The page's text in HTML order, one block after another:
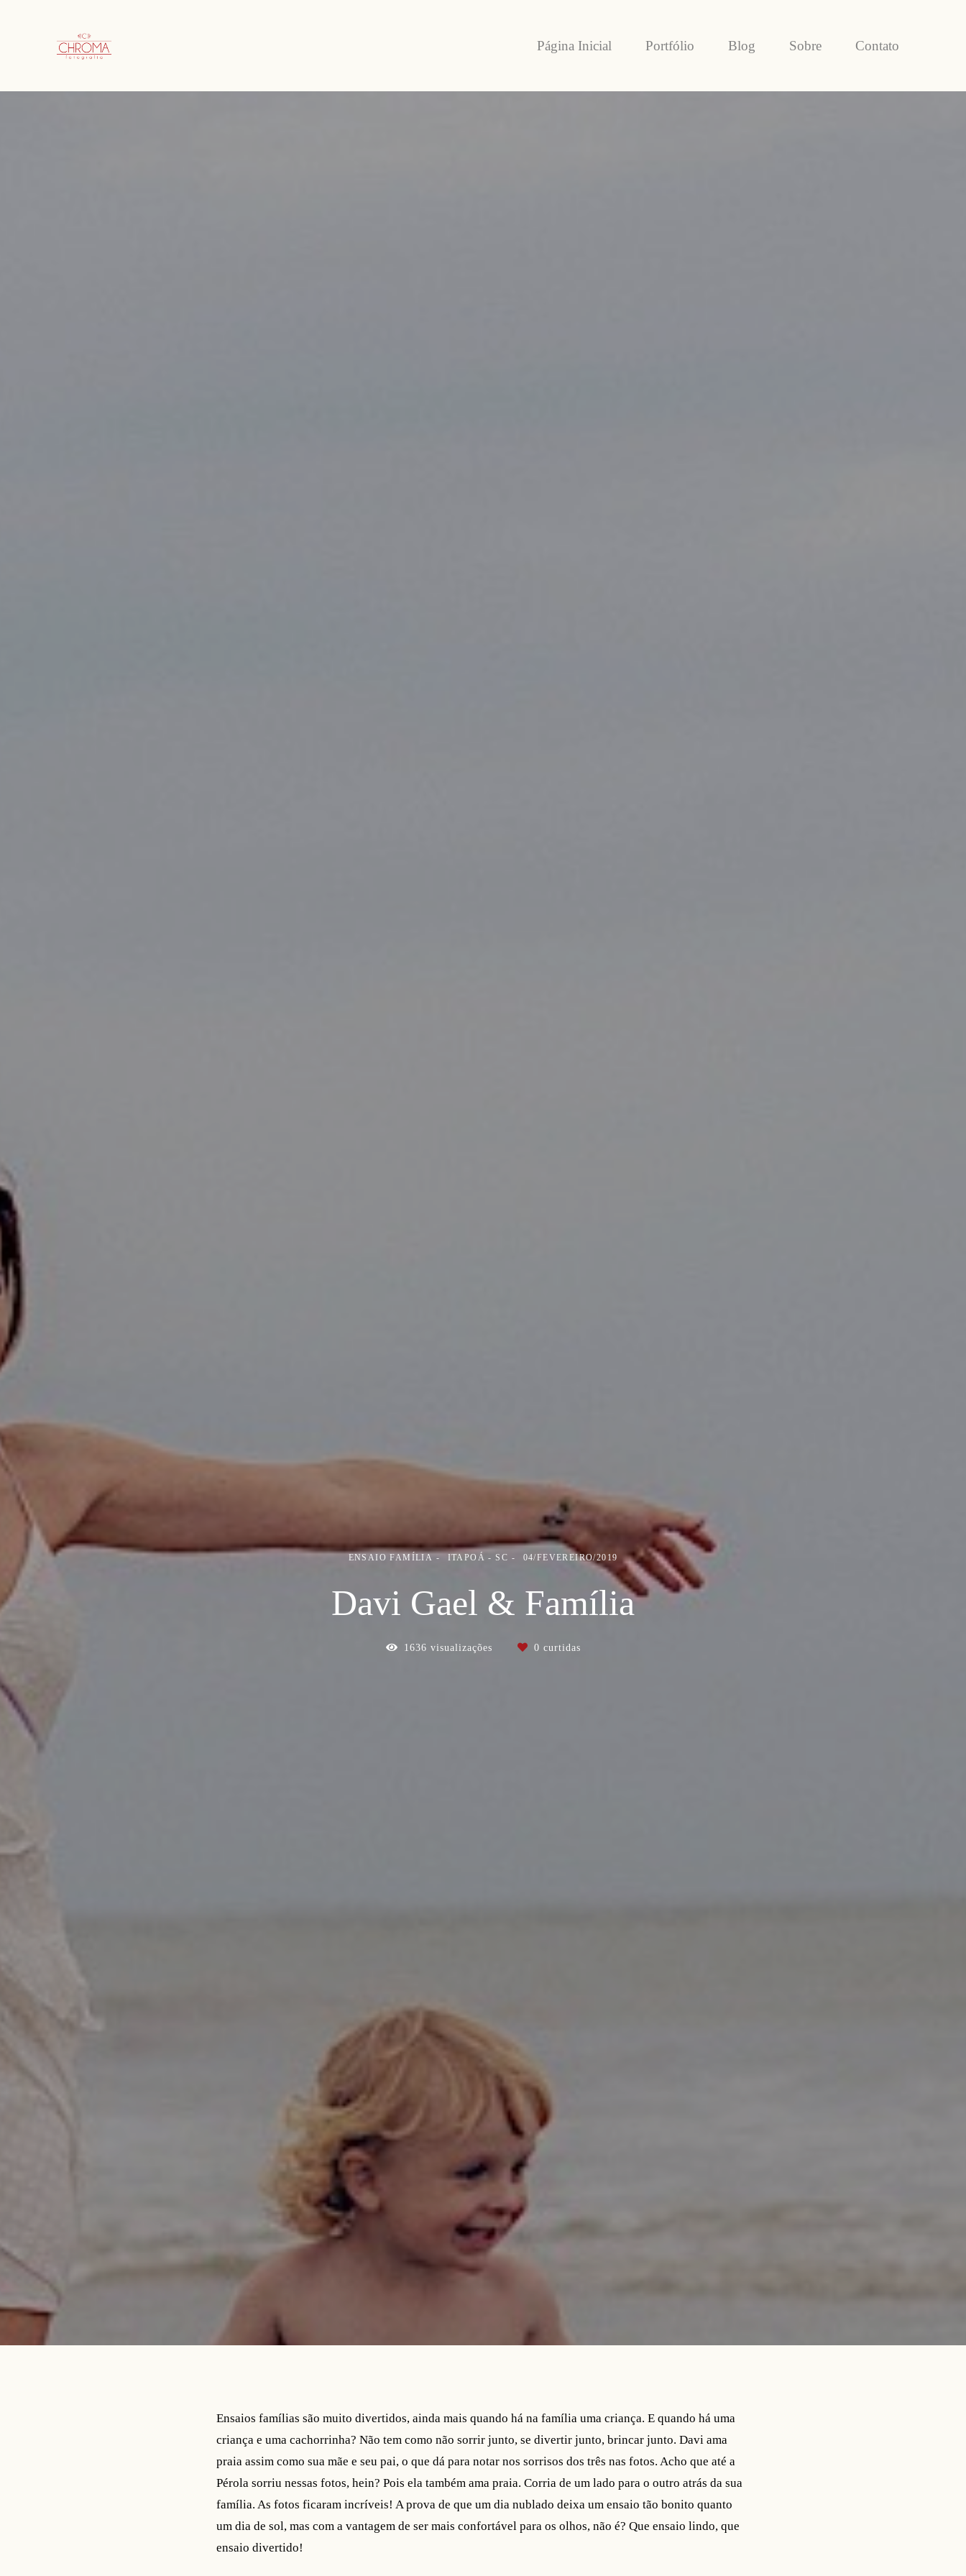
Página Inicial Portfólio Blog Sobre Contato
ENSAIO FAMÍLIA ITAPOÁ - SC 04/FEVEREIRO/2019
Davi Gael & Família
1636 visualizações 0 curtidas
Ensaios famílias são muito divertidos, ainda mais quando há na família uma criança. E quando há uma
criança e uma cachorrinha? Não tem como não sorrir junto, se divertir junto, brincar junto. Davi ama
praia assim como sua mãe e seu pai, o que dá para notar nos sorrisos dos três nas fotos. Acho que até a
Pérola sorriu nessas fotos, hein? Pois ela também ama praia. Corria de um lado para o outro atrás da sua
família. As fotos ficaram incríveis! A prova de que um dia nublado deixa um ensaio tão bonito quanto
um dia de sol, mas com a vantagem de ser mais confortável para os olhos, não é? Que ensaio lindo, que
ensaio divertido!